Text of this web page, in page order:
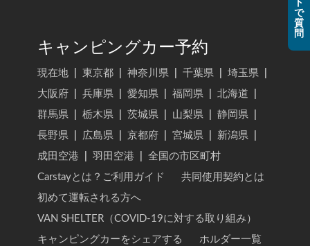
ト
で
質
問
キャンピングカー予約
現在地 東京都 神奈川県 千葉県 埼玉県
大阪府
兵庫県 愛知県 福岡県 北海道
群馬県
栃木県 茨城県 山梨県 静岡県
長野県
広島県 京都府 宮城県 新潟県
成田空港
羽田空港
全国の市区町村
Carstayとは？ご利用ガイド
共同使用契約とは
初めて運転される方へ
VAN SHELTER（COVID-19に対する取り組み）
キャンピングカーをシェアする
ホルダー一覧